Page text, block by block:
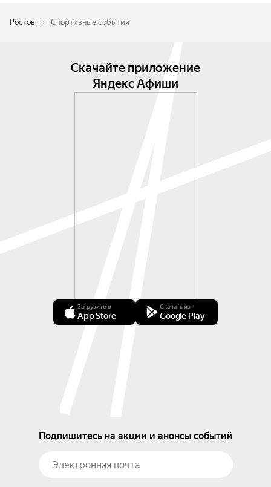
Ростов Спортивные события
Скачайте приложение
Яндекс Афиши
Загрузите в
App Store
Скачать из
Google Play
Подпишитесь на акции и анонсы событий